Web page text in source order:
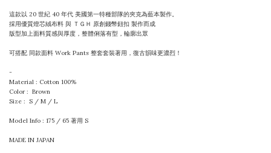
這款以 20 世紀 40 年代 美國第一特種部隊的夾克為藍本製作。
採用優質燈芯絨布料 與 ＴＧＨ 原創錢幣鈕扣 製作而成
版型加上面料質感與厚度，整體俐落有型，輪廓出眾
可搭配 同款面料 Work Pants 整套套裝著用，復古韻味更濃烈！
-
Material : Cotton 100%
Color : Brown
Size : S / M / L
Model Info : 175 / 65 著用 S
MADE IN JAPAN